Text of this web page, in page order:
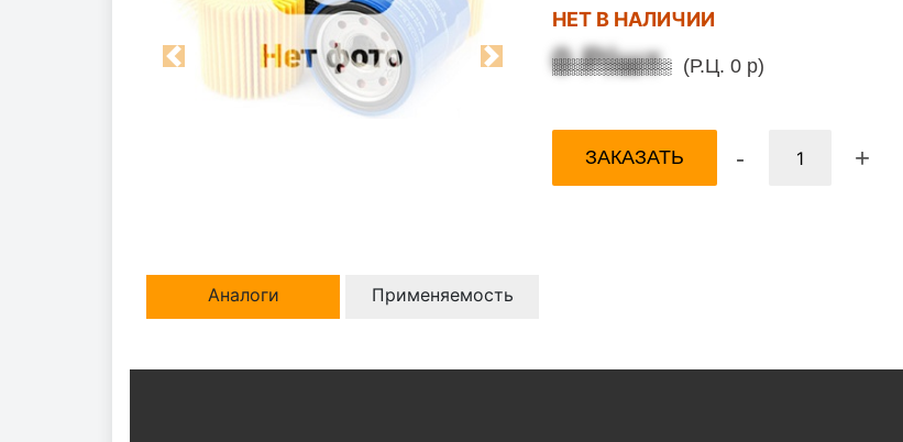
Previous Next
НЕТ В НАЛИЧИИ
0 Р/шт (Р.Ц. 0 р)
ЗАКАЗАТЬ - +
Аналоги Применяемость